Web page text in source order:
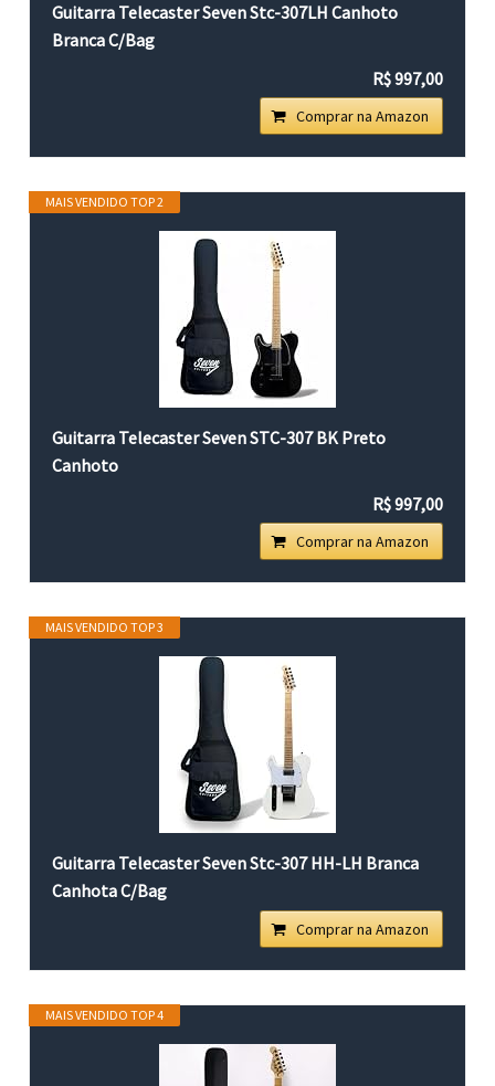
Guitarra Telecaster Seven Stc-307LH Canhoto
Branca C/Bag
R$ 997,00
Comprar na Amazon
MAIS VENDIDO TOP 2
Guitarra Telecaster Seven STC-307 BK Preto
Canhoto
R$ 997,00
Comprar na Amazon
MAIS VENDIDO TOP 3
Guitarra Telecaster Seven Stc-307 HH-LH Branca
Canhota C/Bag
Comprar na Amazon
MAIS VENDIDO TOP 4